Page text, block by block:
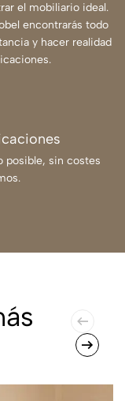
el mobiliario ideal.
encontrarás todo
y hacer realidad
posible, sin costes